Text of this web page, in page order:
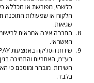
כלשהי, מפורשת או מכללא
הלקוח או שפעולות
שגיאות.
החברה אינה אחראית
האשראי.
בע"מ, האחריות והתמיכה
השירות. מובהר ומוסכם כי
בלבד.